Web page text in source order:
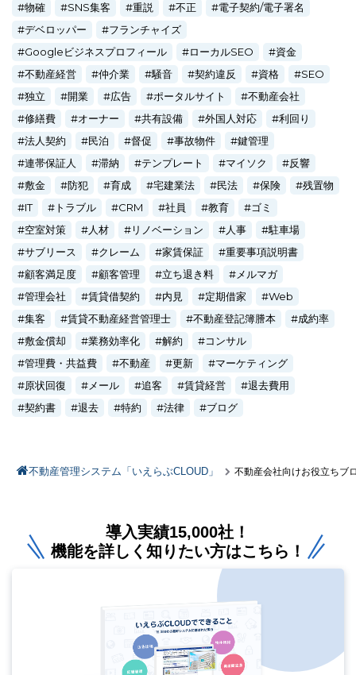
物確 SNS集客 重説 不正
電子契約/電子署名
デベロッパー
フランチャイズ
Googleビジネスプロフィール
ローカルSEO
資金
不動産経営
仲介業 騒音 契約違反 資格
SEO
独立
開業 広告 ポータルサイト
不動産会社
修繕費
オーナー 共有設備 外国人対応
利回り
法人契約
民泊 督促 事故物件
鍵管理
連帯保証人
滞納 テンプレート マイソク
反響
敷金
防犯 育成 宅建業法 民法 保険
残置物
IT
トラブル CRM 社員 教育
ゴミ
空室対策
人材 リノベーション 人事
駐車場
サブリース
クレーム 家賃保証
重要事項説明書
顧客満足度
顧客管理 立ち退き料
メルマガ
管理会社
賃貸借契約 内見 定期借家
Web
集客
賃貸不動産経営管理士 不動産登記簿謄本
成約率
敷金償却
業務効率化 解約
コンサル
管理費・共益費
不動産 更新
マーケティング
原状回復
メール 追客 賃貸経営
退去費用
契約書
退去 特約 法律 ブログ
不動産管理システム「いえらぶCLOUD」 不動産会社向けお役立ちブ
導入実績15,000社！
機能を詳しく知りたい方はこちら！